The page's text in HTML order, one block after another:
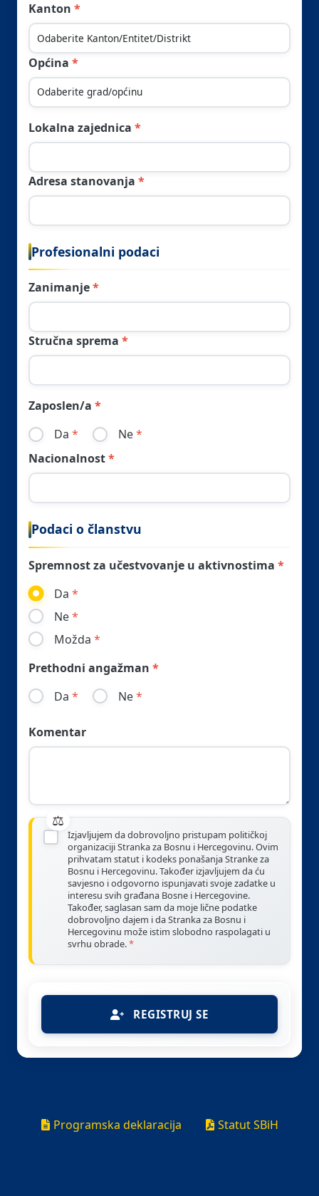
Kanton
Općina
Lokalna zajednica
Adresa stanovanja
Profesionalni podaci
Zanimanje
Stručna sprema
Zaposlen/a
Da
Ne
Nacionalnost
Podaci o članstvu
Spremnost za učestvovanje u aktivnostima
Da
Ne
Možda
Prethodni angažman
Da
Ne
Komentar
Izjavljujem da dobrovoljno pristupam političkoj
organizaciji Stranka za Bosnu i Hercegovinu. Ovim
prihvatam statut i kodeks ponašanja Stranke za
Bosnu i Hercegovinu. Također izjavljujem da ću
savjesno i odgovorno ispunjavati svoje zadatke u
interesu svih građana Bosne i Hercegovine.
Također, saglasan sam da moje lične podatke
dobrovoljno dajem i da Stranka za Bosnu i
Hercegovinu može istim slobodno raspolagati u
svrhu obrade.
REGISTRUJ SE
Programska deklaracija Statut SBiH